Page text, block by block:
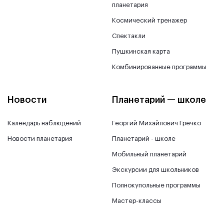
планетария
Космический тренажер
Спектакли
Пушкинская карта
Комбинированные программы
Новости
Календарь наблюдений
Новости планетария
Планетарий — школе
Георгий Михайлович Гречко
Планетарий - школе
Мобильный планетарий
Экскурсии для школьников
Полнокупольные программы
Мастер-классы